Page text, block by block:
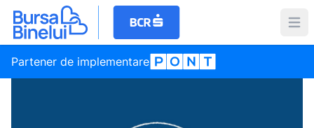
Partener de implementare